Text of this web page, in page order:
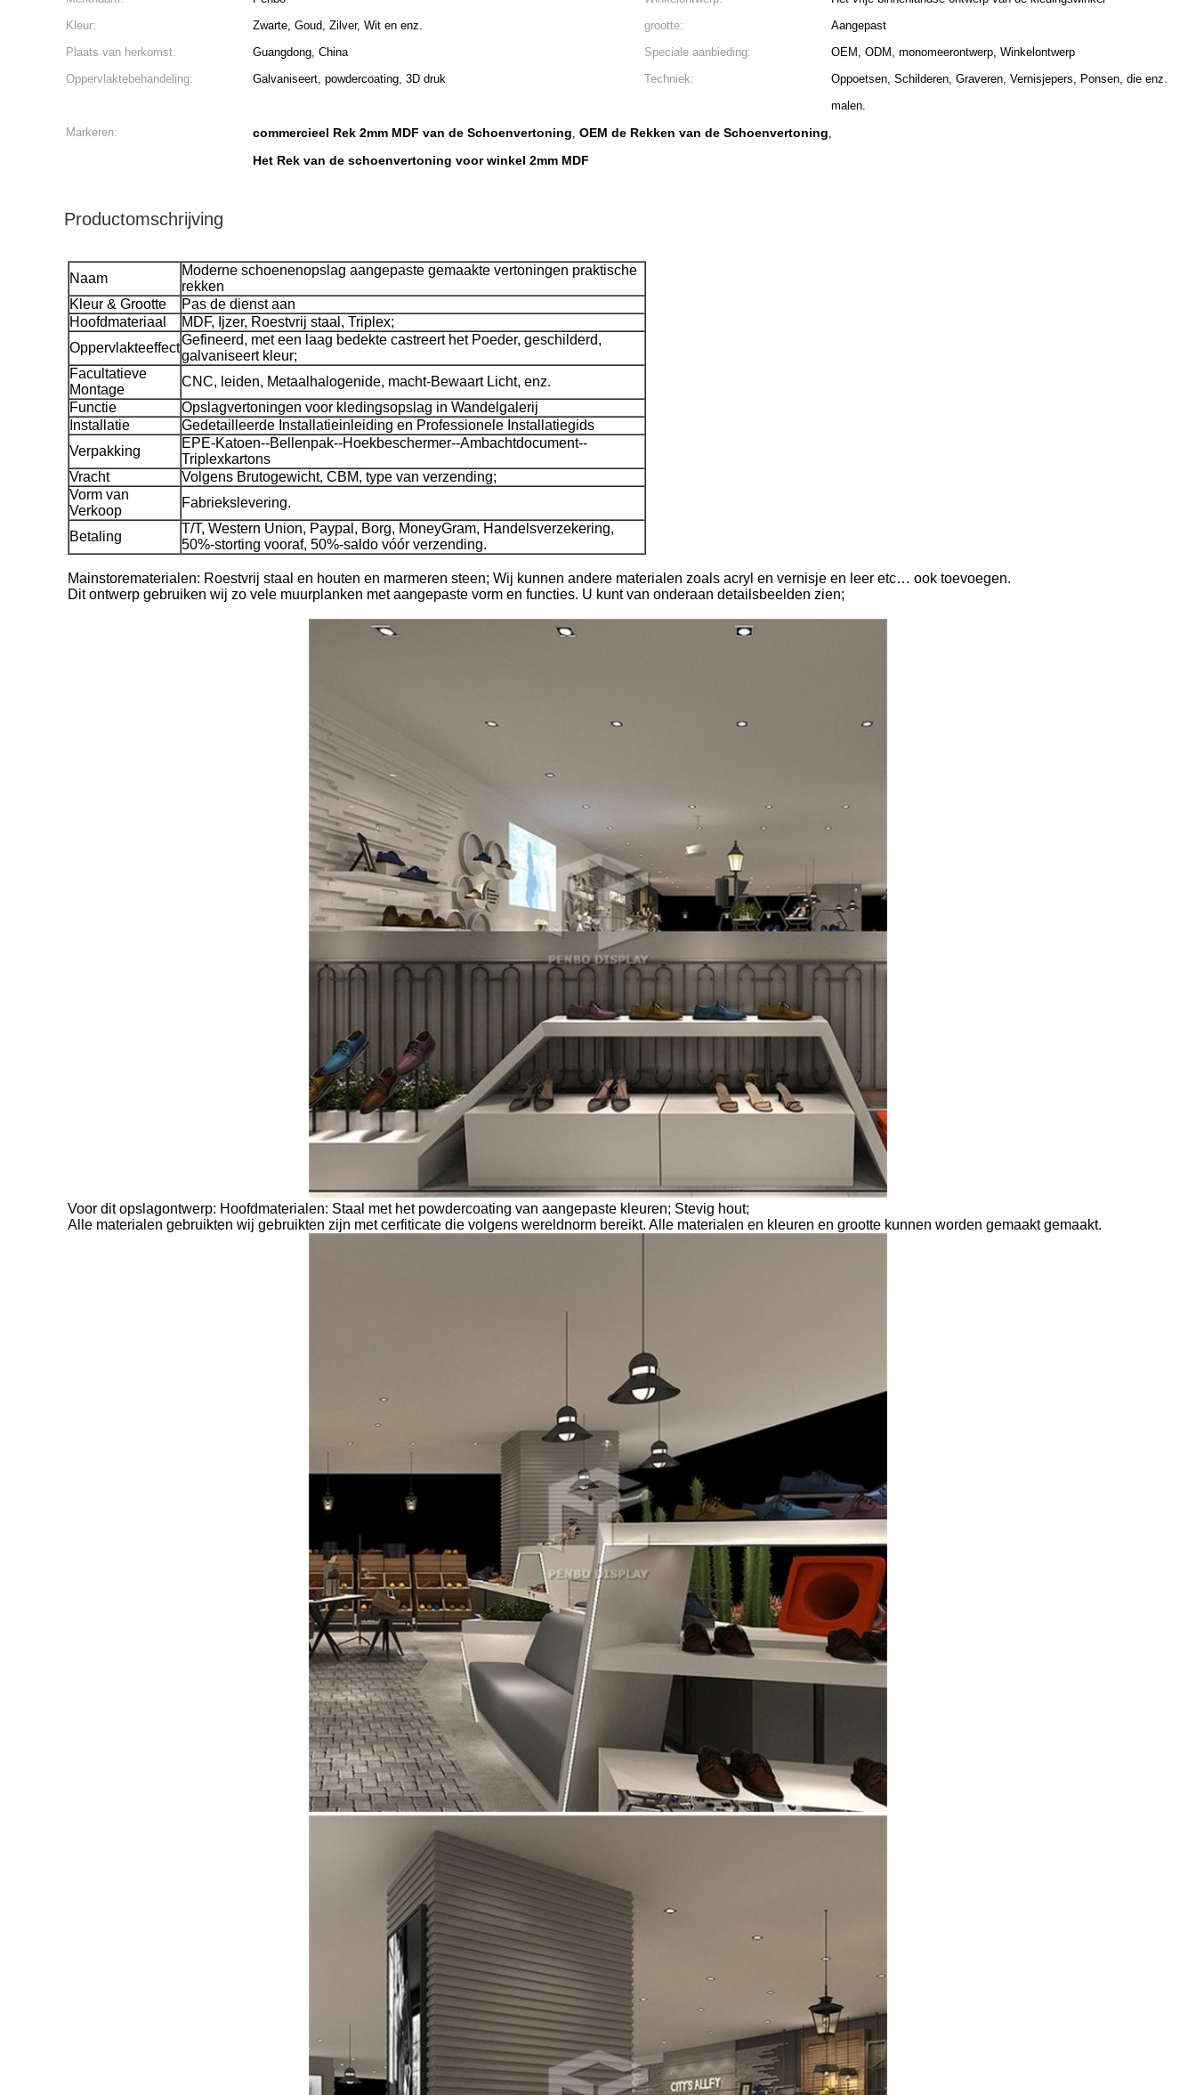
Kleur:
Zwarte, Goud, Zilver, Wit en enz. grootte:
Aangepast
Plaats van herkomst:
Guangdong, China Speciale aanbieding:
OEM, ODM, monomeerontwerp, Winkelontwerp
Oppervlaktebehandeling:
Galvaniseert, powdercoating, 3D druk Techniek:
Oppoetsen, Schilderen, Graveren, Vernisjepers, Ponsen, die enz.
malen.
Markeren:
commercieel Rek 2mm MDF van de Schoenvertoning, OEM de Rekken van de Schoenvertoning,
Het Rek van de schoenvertoning voor winkel 2mm MDF
Productomschrijving
Naam
Moderne schoenenopslag aangepaste gemaakte vertoningen praktische
rekken
Kleur & Grootte
Pas de dienst aan
Hoofdmateriaal
MDF, Ijzer, Roestvrij staal, Triplex;
Oppervlakteeffect
Gefineerd, met een laag bedekte castreert het Poeder, geschilderd,
galvaniseert kleur;
Facultatieve
Montage
CNC, leiden, Metaalhalogenide, macht-Bewaart Licht, enz.
Functie
Opslagvertoningen voor kledingsopslag in Wandelgalerij
Installatie
Gedetailleerde Installatieinleiding en Professionele Installatiegids
Verpakking
EPE-Katoen--Bellenpak--Hoekbeschermer--Ambachtdocument--
Triplexkartons
Vracht
Volgens Brutogewicht, CBM, type van verzending;
Vorm van
Verkoop
Fabriekslevering.
Betaling
T/T, Western Union, Paypal, Borg, MoneyGram, Handelsverzekering,
50%-storting vooraf, 50%-saldo vóór verzending.
Mainstorematerialen: Roestvrij staal en houten en marmeren steen; Wij kunnen andere materialen zoals acryl en vernisje en leer etc… ook toevoegen.
Dit ontwerp gebruiken wij zo vele muurplanken met aangepaste vorm en functies. U kunt van onderaan detailsbeelden zien;
Voor dit opslagontwerp: Hoofdmaterialen: Staal met het powdercoating van aangepaste kleuren; Stevig hout;
Alle materialen gebruikten wij gebruikten zijn met cerfiticate die volgens wereldnorm bereikt. Alle materialen en kleuren en grootte kunnen worden gemaakt gemaakt.